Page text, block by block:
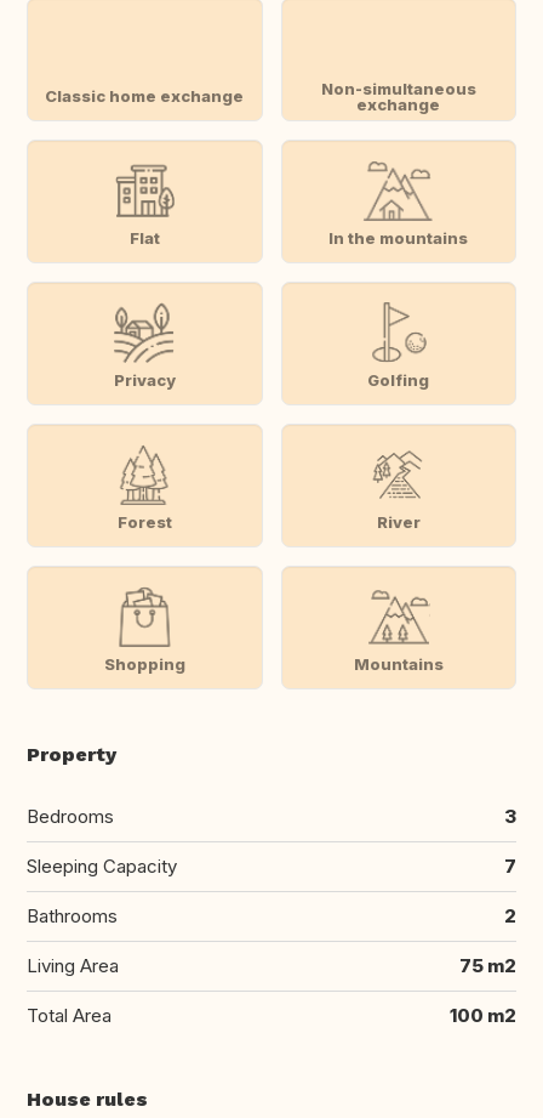
Classic home exchange
Non-simultaneous
exchange
Flat In the mountains
Privacy Golfing
Forest River
Shopping Mountains
Property
Bedrooms 3
Sleeping Capacity 7
Bathrooms 2
Living Area 75 m2
Total Area 100 m2
House rules